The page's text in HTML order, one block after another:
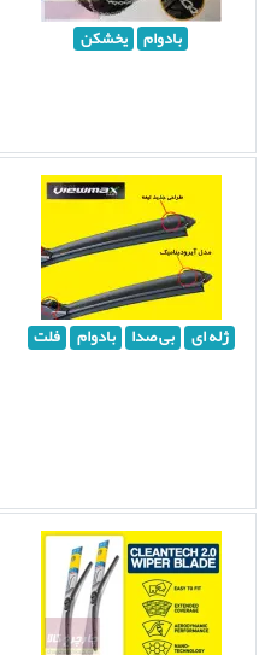
بادوام یخشکن
ژله ای بی صدا بادوام فلت